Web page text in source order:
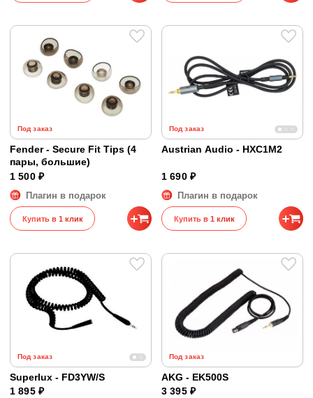
Под заказ
Fender - Secure Fit Tips (4
пары, большие)
1 500 ₽
Плагин в подарок
Купить в 1 клик
Под заказ
Austrian Audio - HXC1M2
1 690 ₽
Плагин в подарок
Купить в 1 клик
Под заказ
Superlux - FD3YW/S
1 895 ₽
Под заказ
AKG - EK500S
3 395 ₽